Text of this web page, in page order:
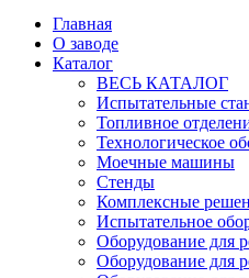
Главная
О заводе
Каталог
ВЕСЬ КАТАЛОГ
Испытательные
Топливное
Технологическое
Моечные машины
Стенды
Комплексные
Испытательное
Оборудование для
Оборудование для